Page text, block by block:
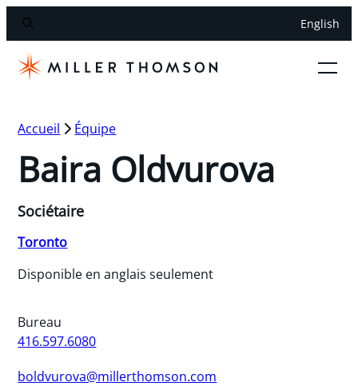
English
Accueil Équipe
Baira Oldvurova
Sociétaire
Toronto
Disponible en anglais seulement
Bureau
416.597.6080
boldvurova@millerthomson.com